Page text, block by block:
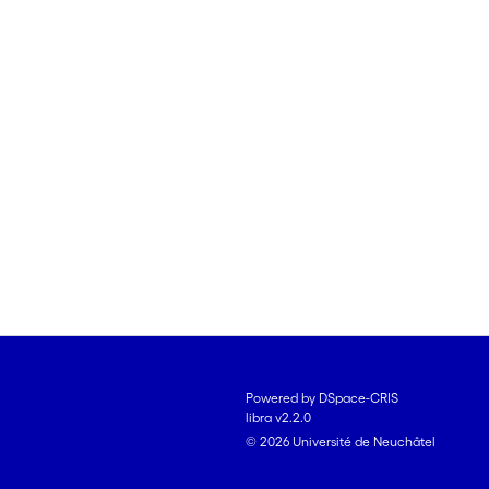
Powered by DSpace-CRIS
libra v2.2.0
© 2026 Université de Neuchâtel